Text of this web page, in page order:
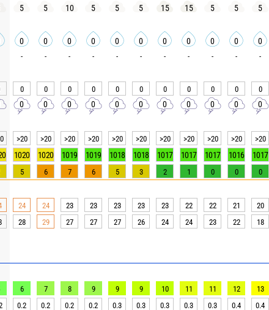
5 5 10 5 5 5 15 15 5 5 5
0 0 0 0 0 0 0 0 0 0 0
- - - - - - - - - - -
0 0 0 0 0 0 0 0 0 0 0
0 0 0 0 0 0 0 0 0 0 0
>20 >20 >20 >20 >20 >20 >20 >20 >20 >20 >20
1020 1020 1019 1019 1018 1018 1017 1017 1017 1016 1017
5 6 7 6 5 3 2 1 0 0 0
24 24 23 23 23 23 23 22 22 21 20
28 29 27 27 27 26 24 24 23 22 18
6 7 8 9 9 9 10 11 11 12 13
0.2 0.2 0.2 0.2 0.3 0.3 0.3 0.3 0.3 0.4 0.4